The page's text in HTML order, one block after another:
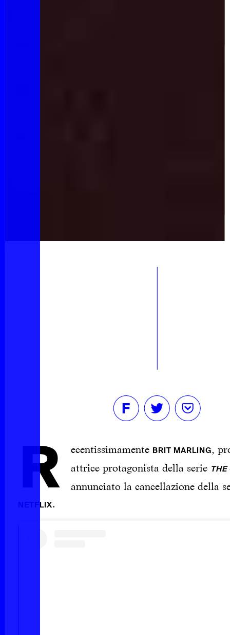
R ecentissimamente BRIT MARLING,
attrice protagonista della serie THE
annunciato la cancellazione della
NETFLIX.